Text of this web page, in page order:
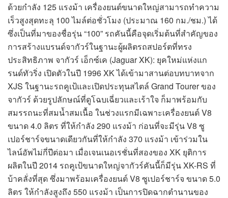
ด้วยกำลัง 125 แรงม้า เครื่องยนต์ขนาดใหญ่สามารถทำความ
เร็วสูงสุดทะลุ 100 ไมล์ต่อชั่วโมง (ประมาณ 160 กม./ชม.) ได้
ซึ่งเป็นที่มาของชื่อรุ่น “100” รถคันนี้คือจุดเริ่มต้นที่สำคัญของ
การสร้างแบรนด์จากัวร์ในฐานะผู้ผลิตรถสปอร์ตที่ทรง
ประสิทธิภาพ จากัวร์ เอ็กซ์เค (Jaguar XK): ยุคใหม่แห่งแก
รนด์ทัวริ่ง เปิดตัวในปี 1996 XK ได้เข้ามาสานต่อบทบาทจาก
XJS ในฐานะรถคูเป้และเปิดประทุนสไตล์ Grand Tourer ของ
จากัวร์ ด้วยรูปลักษณ์ที่ดูโฉบเฉี่ยวและเร้าใจ ก็มาพร้อมกับ
สมรรถนะที่สมน้ำสมเนื้อ ในช่วงแรกมีเฉพาะเครื่องยนต์ V8
ขนาด 4.0 ลิตร ที่ให้กำลัง 290 แรงม้า ก่อนที่จะมีรุ่น V8 ซู
เปอร์ชาร์จขนาดเดียวกันที่ให้กำลัง 370 แรงม้า เข้าร่วมใน
ไลน์อัพไม่กี่ปีต่อมา เมื่อเจนเนอเรชั่นที่สองของ XK ยุติการ
ผลิตในปี 2014 รถคูเป้ขนาดใหญ่จากัวร์คันนี้ก็มีรุ่น XK-RS ที่
บ้าคลั่งที่สุด ซึ่งมาพร้อมเครื่องยนต์ V8 ซูเปอร์ชาร์จ ขนาด 5.0
ลิตร ให้กำลังสูงถึง 550 แรงม้า เป็นการปิดฉากตำนานของ